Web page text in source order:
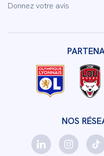
Donnez votre avis
NOS